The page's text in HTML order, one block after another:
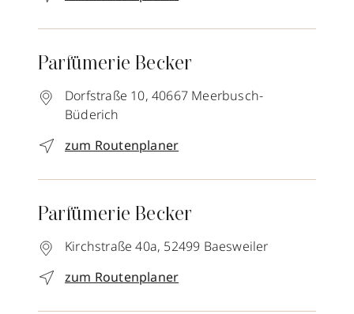
Parfümerie Becker
Dorfstraße 10, 40667 Meerbusch-
Büderich
zum Routenplaner
Parfümerie Becker
Kirchstraße 40a, 52499 Baesweiler
zum Routenplaner